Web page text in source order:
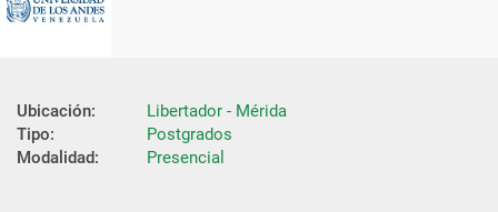
Ubicación:
Libertador - Mérida
Tipo:
Postgrados
Modalidad:
Presencial